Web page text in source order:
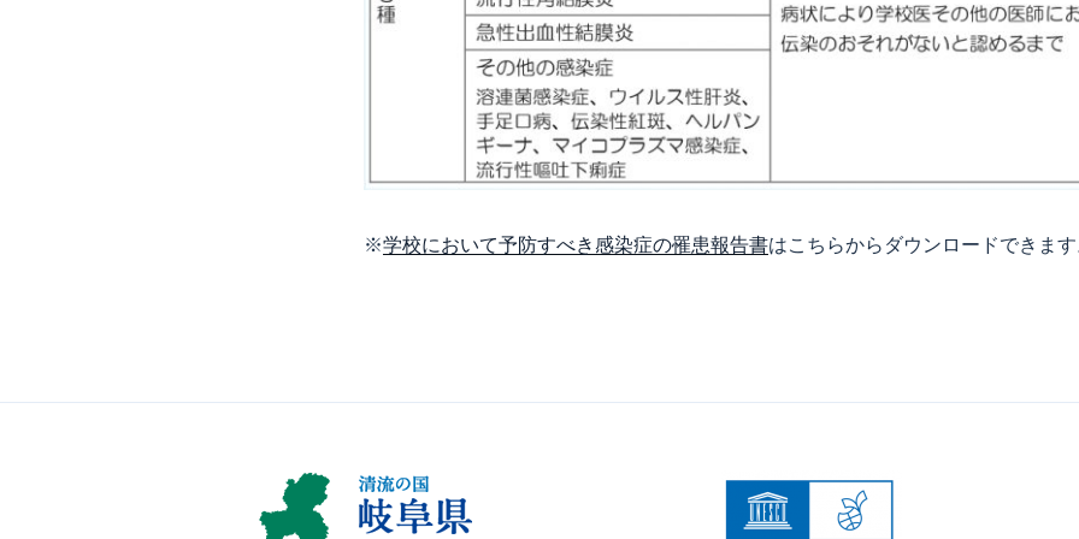
※学校において予防すべき感染症の罹患報告書はこちらからダウンロードできま